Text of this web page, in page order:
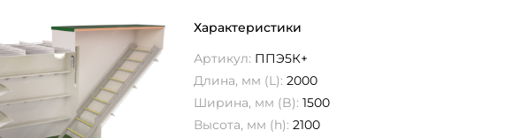
Характеристики
Артикул: ППЭ5К+
Длина, мм (L): 2000
Ширина, мм (B): 1500
Высота, мм (h): 2100